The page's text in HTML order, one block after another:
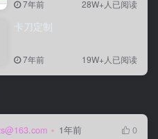
{
7年前 28W+人已阅读
卡刀定制
7年前 19W+人已阅读
1年前
0
7年前 28W+人已阅读
卡刀定制
7年前 19W+人已阅读
1年前
0